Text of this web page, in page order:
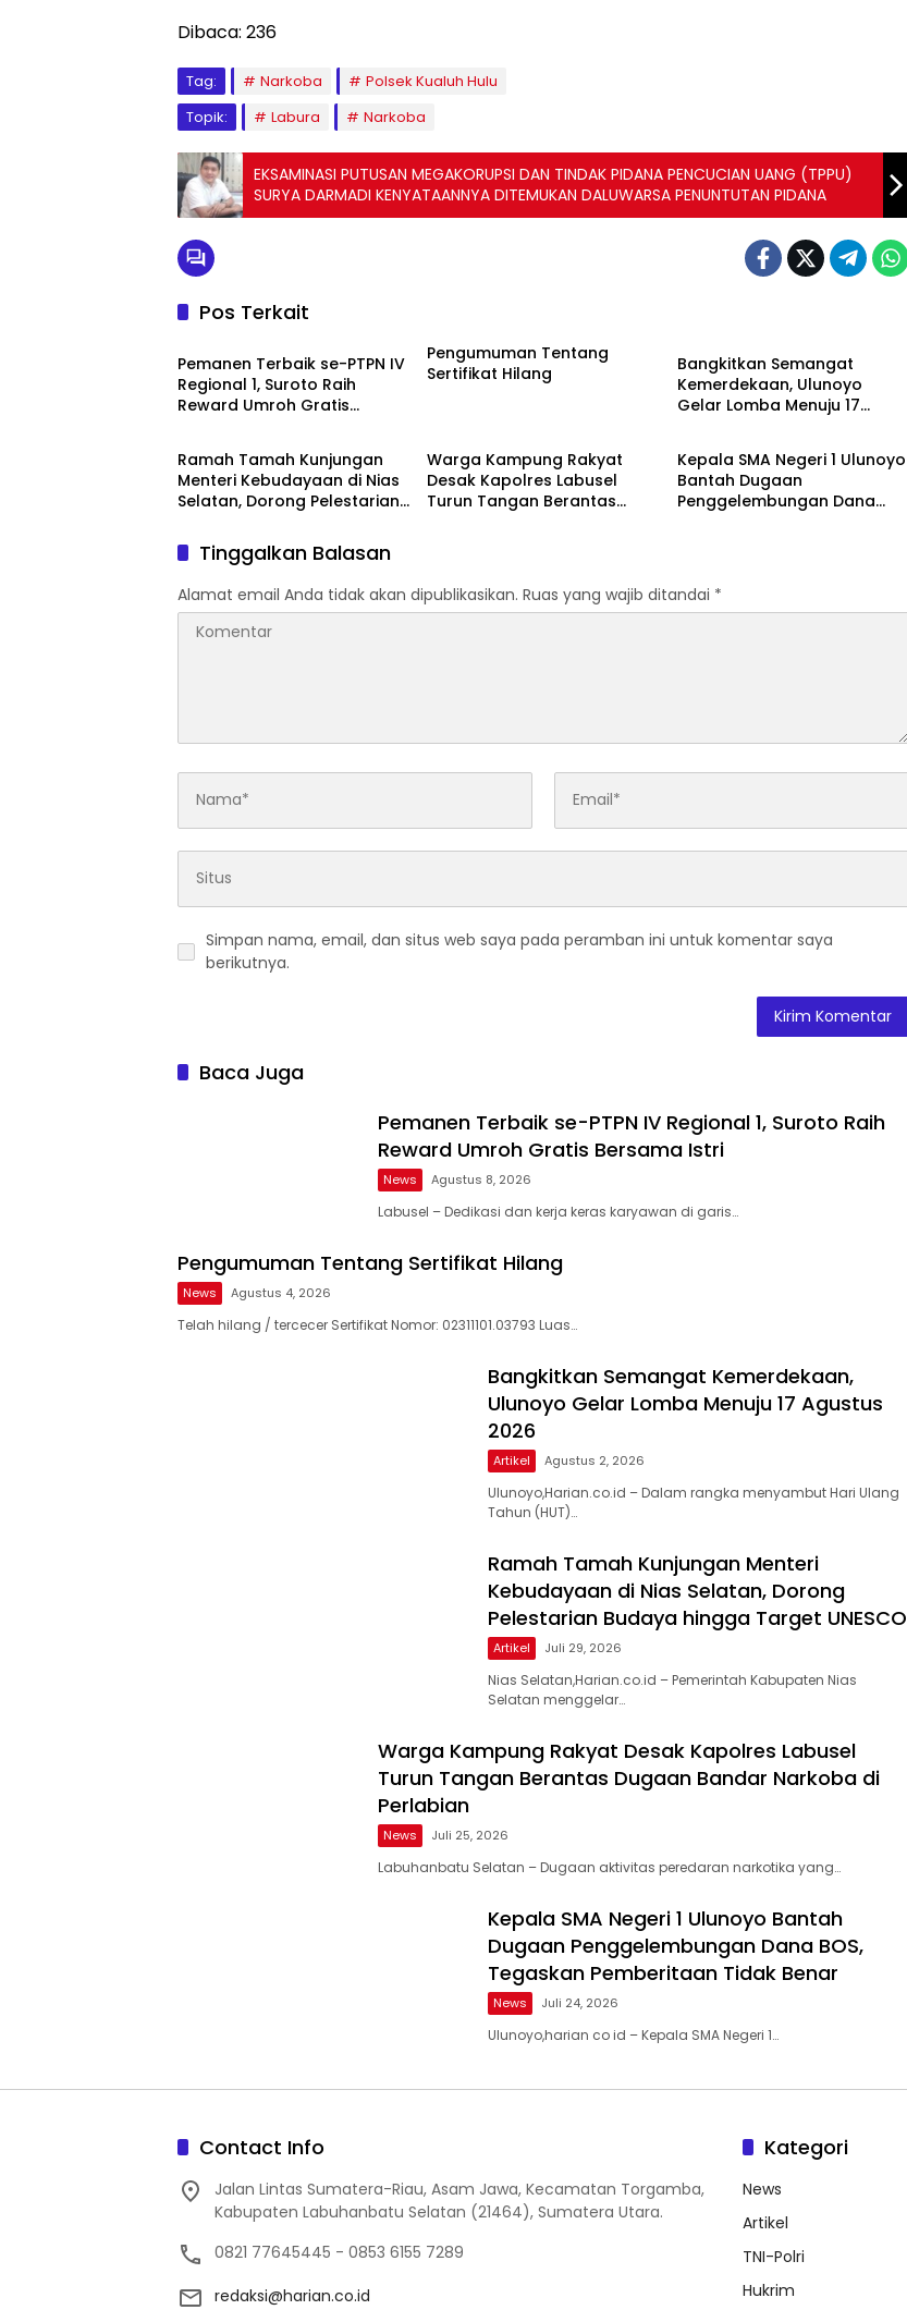
Dibaca: 236
Tag: Narkoba
Polsek Kualuh Hulu
Topik:
Labura Narkoba
EKSAMINASI PUTUSAN MEGAKORUPSI DAN TINDAK PIDANA PENCUCIAN UANG (TPPU)
SURYA DARMADI KENYATAANNYA DITEMUKAN DALUWARSA PENUNTUTAN PIDANA
Pos Terkait
News
Pemanen Terbaik se-PTPN IV
Regional 1, Suroto Raih
Reward Umroh Gratis
Pengumuman Tentang
Sertifikat Hilang
Bangkitkan Semangat
Kemerdekaan, Ulunoyo
Gelar Lomba Menuju 17
Artikel
Ramah Tamah Kunjungan
Menteri Kebudayaan di Nias
Selatan, Dorong Pelestarian
UNESCO
Warga Kampung Rakyat
Desak Kapolres Labusel
Turun Tangan Berantas
News
Kepala SMA Negeri 1 Ulunoyo
Bantah Dugaan
Penggelembungan Dana
Tinggalkan Balasan
Alamat email Anda tidak akan dipublikasikan. Ruas yang wajib ditandai *
Simpan nama, email, dan situs web saya pada peramban ini untuk komentar saya
berikutnya.
Baca Juga
Pemanen Terbaik se-PTPN IV Regional 1, Suroto Raih
Reward Umroh Gratis Bersama Istri
News Agustus 8, 2026
Labusel – Dedikasi dan kerja keras karyawan di garis…
Pengumuman Tentang Sertifikat Hilang
News Agustus 4, 2026
Telah hilang / tercecer Sertifikat Nomor: 02311101.03793 Luas…
Bangkitkan Semangat Kemerdekaan,
Ulunoyo Gelar Lomba Menuju 17 Agustus
2026
Artikel Agustus 2, 2026
Ulunoyo,Harian.co.id – Dalam rangka menyambut Hari Ulang
Tahun (HUT)…
Ramah Tamah Kunjungan Menteri
Kebudayaan di Nias Selatan, Dorong
Pelestarian Budaya hingga Target UNESCO
Artikel Juli 29, 2026
Nias Selatan,Harian.co.id – Pemerintah Kabupaten Nias
Selatan menggelar…
Warga Kampung Rakyat Desak Kapolres Labusel
Turun Tangan Berantas Dugaan Bandar Narkoba di
Perlabian
News Juli 25, 2026
Labuhanbatu Selatan – Dugaan aktivitas peredaran narkotika yang…
Kepala SMA Negeri 1 Ulunoyo Bantah
Dugaan Penggelembungan Dana BOS,
Tegaskan Pemberitaan Tidak Benar
News Juli 24, 2026
Ulunoyo,harian co id – Kepala SMA Negeri 1…
Contact Info
Jalan Lintas Sumatera-Riau, Asam Jawa, Kecamatan Torgamba,
Kabupaten Labuhanbatu Selatan (21464), Sumatera Utara.
0821 77645445 - 0853 6155 7289
redaksi@harian.co.id
Kategori
News
Artikel
TNI-Polri
Hukrim